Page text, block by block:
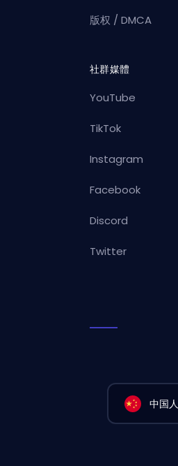
版权 / DMCA
社群媒體
YouTube
TikTok
Instagram
Facebook
Discord
Twitter
中国人